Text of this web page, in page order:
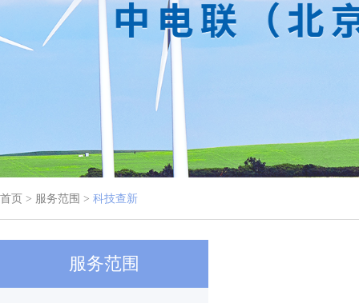
首页 > 服务范围 > 科技查新
服务范围